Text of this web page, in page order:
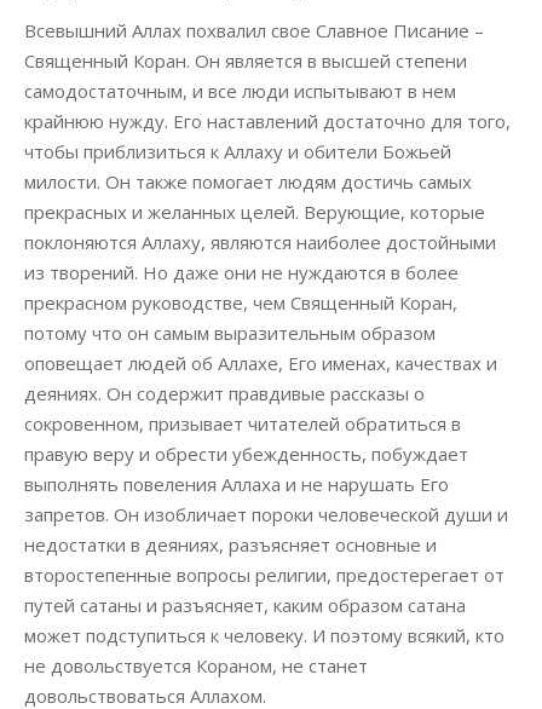
Всевышний Аллах похвалил свое Славное Писание –
Священный Коран. Он является в высшей степени
самодостаточным, и все люди испытывают в нем
крайнюю нужду. Его наставлений достаточно для того,
чтобы приблизиться к Аллаху и обители Божьей
милости. Он также помогает людям достичь самых
прекрасных и желанных целей. Верующие, которые
поклоняются Аллаху, являются наиболее достойными
из творений. Но даже они не нуждаются в более
прекрасном руководстве, чем Священный Коран,
потому что он самым выразительным образом
оповещает людей об Аллахе, Его именах, качествах и
деяниях. Он содержит правдивые рассказы о
сокровенном, призывает читателей обратиться в
правую веру и обрести убежденность, побуждает
выполнять повеления Аллаха и не нарушать Его
запретов. Он изобличает пороки человеческой души и
недостатки в деяниях, разъясняет основные и
второстепенные вопросы религии, предостерегает от
путей сатаны и разъясняет, каким образом сатана
может подступиться к человеку. И поэтому всякий, кто
не довольствуется Кораном, не станет
довольствоваться Аллахом.